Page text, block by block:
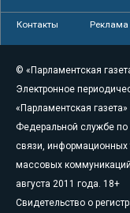
Контакты Реклама
© «Парламентская
Электронное
«Парламентская
Федеральной службе по
связи, информационных
массовых
августа 2011 года. 18+
Свидетельство о